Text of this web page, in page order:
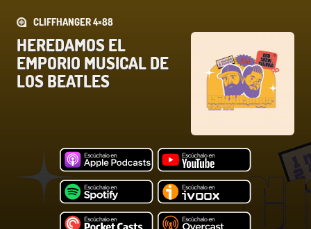
CLIFFHANGER 4×88
HEREDAMOS EL
EMPORIO MUSICAL DE
LOS BEATLES